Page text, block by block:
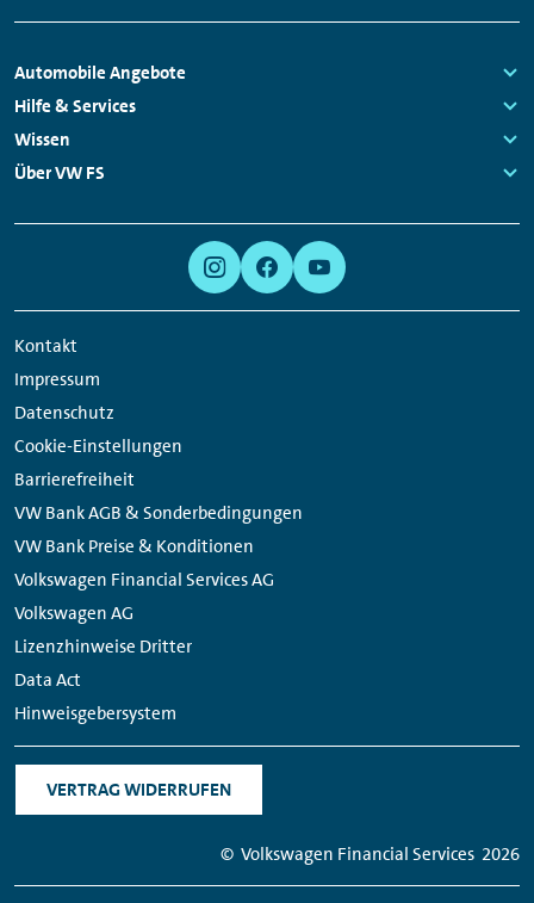
Fußzeilen
Navigation
Automobile Angebote
Links:
Hilfe & Services
Links:
Wissen
Links:
Über VW FS
Kontakt
Impressum
Datenschutz
Cookie-Einstellungen
Barrierefreiheit
VW Bank AGB & Sonderbedingungen
VW Bank Preise & Konditionen
Volkswagen Financial Services AG
Volkswagen AG
Lizenzhinweise Dritter
Data Act
Hinweisgebersystem
VERTRAG WIDERRUFEN
Links
© Volkswagen Financial Services 2026